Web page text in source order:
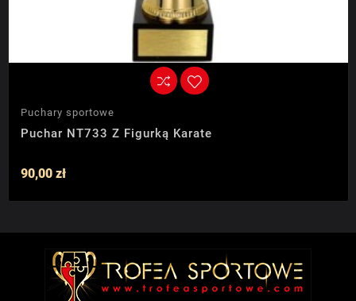
Puchary sportowe
Puchar NT733 Z Figurką Karate
90,00 zł